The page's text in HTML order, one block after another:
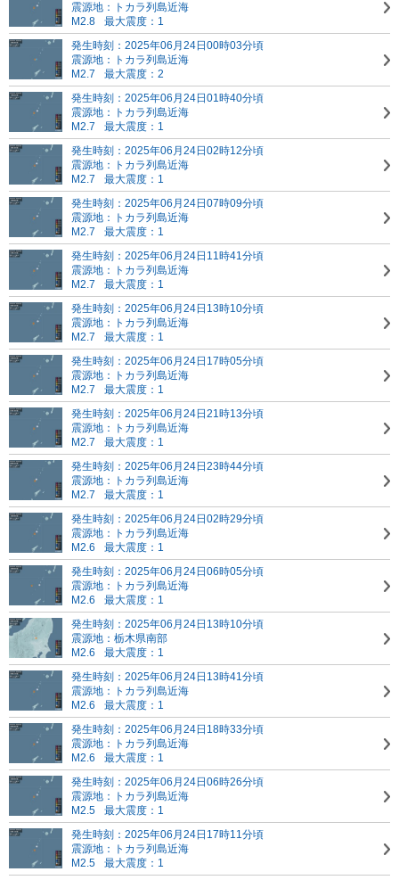
震源地：トカラ列島近海
M2.8
最大震度：1
発生時刻：2025年06月24日00時03分頃
震源地：トカラ列島近海
M2.7
最大震度：2
発生時刻：2025年06月24日01時40分頃
震源地：トカラ列島近海
M2.7
最大震度：1
発生時刻：2025年06月24日02時12分頃
震源地：トカラ列島近海
M2.7
最大震度：1
発生時刻：2025年06月24日07時09分頃
震源地：トカラ列島近海
M2.7
最大震度：1
発生時刻：2025年06月24日11時41分頃
震源地：トカラ列島近海
M2.7
最大震度：1
発生時刻：2025年06月24日13時10分頃
震源地：トカラ列島近海
M2.7
最大震度：1
発生時刻：2025年06月24日17時05分頃
震源地：トカラ列島近海
M2.7
最大震度：1
発生時刻：2025年06月24日21時13分頃
震源地：トカラ列島近海
M2.7
最大震度：1
発生時刻：2025年06月24日23時44分頃
震源地：トカラ列島近海
M2.7
最大震度：1
発生時刻：2025年06月24日02時29分頃
震源地：トカラ列島近海
M2.6
最大震度：1
発生時刻：2025年06月24日06時05分頃
震源地：トカラ列島近海
M2.6
最大震度：1
発生時刻：2025年06月24日13時10分頃
震源地：栃木県南部
M2.6
最大震度：1
発生時刻：2025年06月24日13時41分頃
震源地：トカラ列島近海
M2.6
最大震度：1
発生時刻：2025年06月24日18時33分頃
震源地：トカラ列島近海
M2.6
最大震度：1
発生時刻：2025年06月24日06時26分頃
震源地：トカラ列島近海
M2.5
最大震度：1
発生時刻：2025年06月24日17時11分頃
震源地：トカラ列島近海
M2.5
最大震度：1